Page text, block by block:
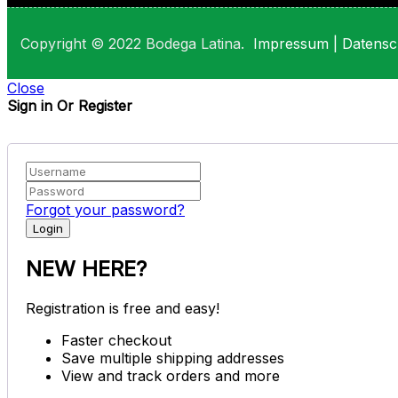
Copyright © 2022 Bodega Latina. Impressum
Close
Sign in Or Register
Forgot your password?
NEW HERE?
Registration is free and easy!
Faster checkout
Save multiple shipping addresses
View and track orders and more